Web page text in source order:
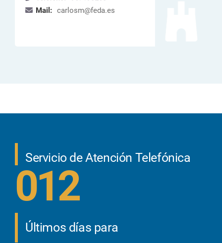
Mail: carlosm@feda.es
Servicio de Atención Telefónica
012
Últimos días para